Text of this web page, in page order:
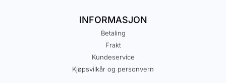
INFORMASJON
Betaling
Frakt
Kundeservice
Kjøpsvilkår og personvern